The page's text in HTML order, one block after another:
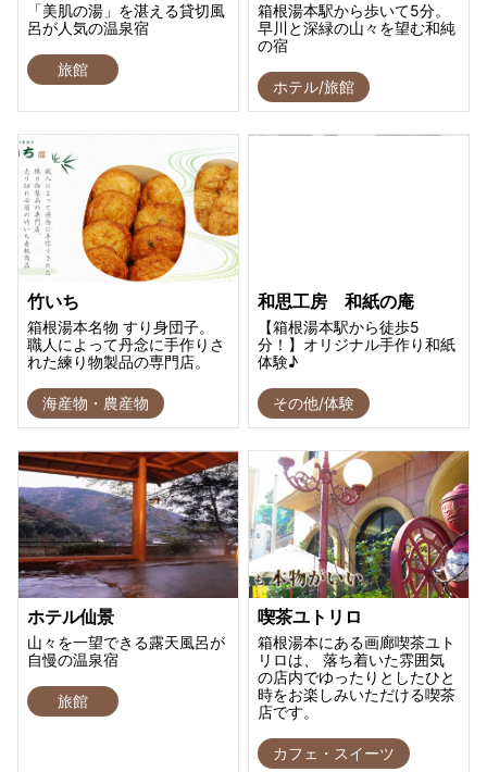
「美肌の湯」を湛える貸切風
呂が人気の温泉宿
旅館
箱根湯本駅から歩いて5分。
早川と深緑の山々を望む和純
の宿
ホテル/旅館
竹いち
箱根湯本名物 すり身団子。
職人によって丹念に手作りさ
れた練り物製品の専門店。
海産物・農産物
和思工房 和紙の庵
【箱根湯本駅から徒歩5
分！】オリジナル手作り和紙
体験♪
その他/体験
ホテル仙景
山々を一望できる露天風呂が
自慢の温泉宿
旅館
喫茶ユトリロ
箱根湯本にある画廊喫茶ユト
リロは、 落ち着いた雰囲気
の店内でゆったりとしたひと
時をお楽しみいただける喫茶
店です。
カフェ・スイーツ